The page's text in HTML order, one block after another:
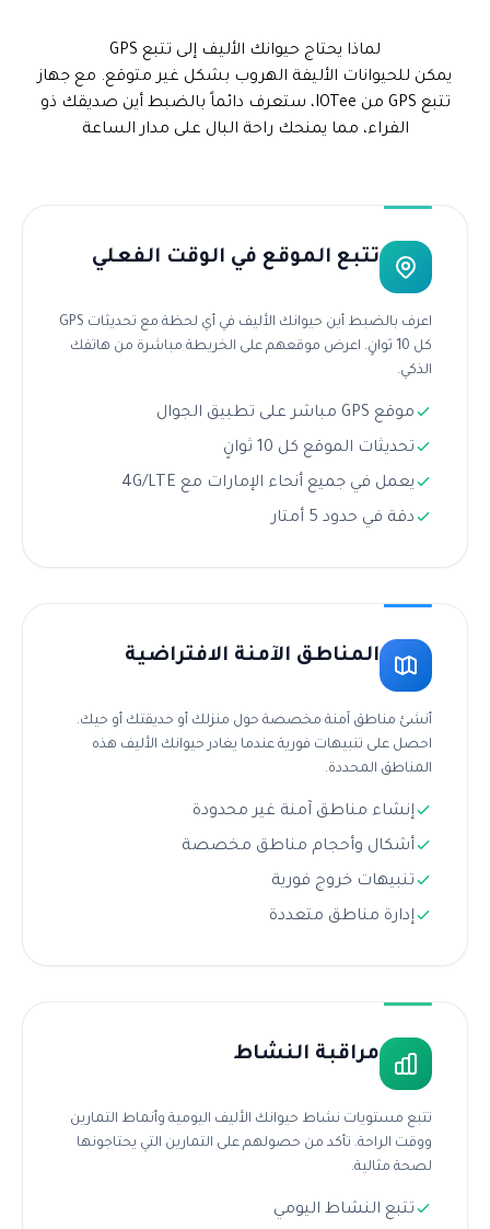
لماذا يحتاج حيوانك الأليف إلى تتبع GPS
يمكن للحيوانات الأليفة الهروب بشكل غير متوقع. مع جهاز
تتبع GPS من IOTee، ستعرف دائماً بالضبط أين صديقك ذو
الفراء، مما يمنحك راحة البال على مدار الساعة
تتبع الموقع في الوقت الفعلي
اعرف بالضبط أين حيوانك الأليف في أي لحظة مع تحديثات GPS
كل 10 ثوانٍ. اعرض موقعهم على الخريطة مباشرة من هاتفك
الذكي.
موقع GPS مباشر على تطبيق الجوال
تحديثات الموقع كل 10 ثوانٍ
يعمل في جميع أنحاء الإمارات مع 4G/LTE
دقة في حدود 5 أمتار
المناطق الآمنة الافتراضية
أنشئ مناطق آمنة مخصصة حول منزلك أو حديقتك أو حيك.
احصل على تنبيهات فورية عندما يغادر حيوانك الأليف هذه
المناطق المحددة.
إنشاء مناطق آمنة غير محدودة
أشكال وأحجام مناطق مخصصة
تنبيهات خروج فورية
إدارة مناطق متعددة
مراقبة النشاط
تتبع مستويات نشاط حيوانك الأليف اليومية وأنماط التمارين
ووقت الراحة. تأكد من حصولهم على التمارين التي يحتاجونها
لصحة مثالية.
تتبع النشاط اليومي